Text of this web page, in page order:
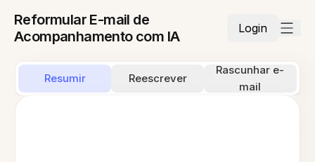
Reformular E-mail de
Acompanhamento com IA
Login
Resumir Reescrever
Rascunhar e-
mail